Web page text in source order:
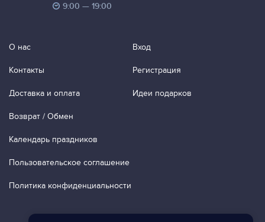
9:00 — 19:00
О нас
Контакты
Доставка и оплата
Возврат / Обмен
Календарь праздников
Пользовательское соглашение
Политика конфиденциальности
Вход
Регистрация
Идеи подарков